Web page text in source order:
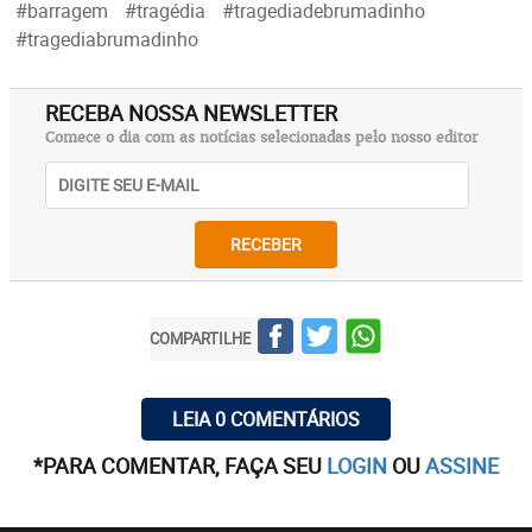
#barragem #tragédia
#tragediadebrumadinho
#tragediabrumadinho
RECEBA NOSSA NEWSLETTER
Comece o dia com as notícias selecionadas pelo nosso editor
RECEBER
COMPARTILHE
LEIA 0 COMENTÁRIOS
*PARA COMENTAR, FAÇA SEU LOGIN OUASSINE